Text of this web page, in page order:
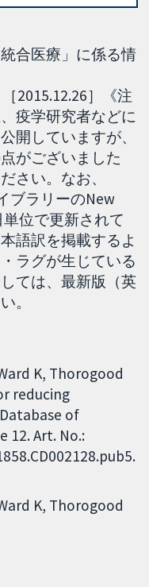
合医療」に係る情
2015.12.26］《注
疫学研究者などに
開していますが、
がございました
さい。なお、
ブラリーのNew
位で更新されて
語訳を掲載するよ
ラグが生じている
ては、最新版（英
。
K, Thorogood
reducing
of
12. Art. No.:
K Thorogood